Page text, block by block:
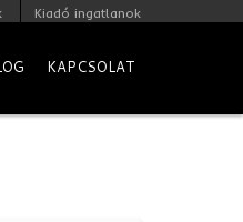
Kiadó ingatlanok
KAPCSOLAT